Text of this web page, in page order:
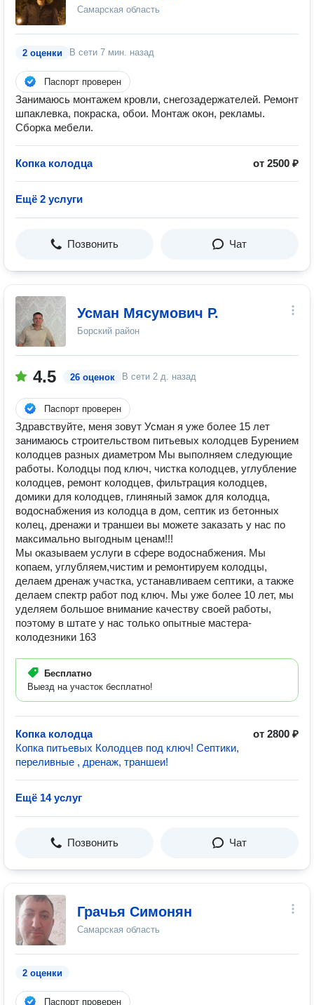
Самарская область
2 оценки В сети 7 мин. назад
Паспорт проверен
Занимаюсь монтажем кровли, снегозадержателей. Ремонт
шпаклевка, покраска, обои. Монтаж окон, рекламы.
Сборка мебели.
Копка колодца от 2500 ₽
Ещё 2 услуги
Позвонить Чат
Усман Мясумович Р.
Борский район
4.5 26 оценок В сети 2 д. назад
Паспорт проверен
Здравствуйте, меня зовут Усман я уже более 15 лет
занимаюсь строительством питьевых колодцев Бурением
колодцев разных диаметром Мы выполняем следующие
работы. Колодцы под ключ, чистка колодцев, углубление
колодцев, ремонт колодцев, фильтрация колодцев,
домики для колодцев, глиняный замок для колодца,
водоснабжения из колодца в дом, септик из бетонных
колец, дренажи и траншеи вы можете заказать у нас по
максимально выгодным ценам!!!
Мы оказываем услуги в сфере водоснабжения. Мы
копаем, углубляем,чистим и ремонтируем колодцы,
делаем дренаж участка, устанавливаем септики, а также
делаем спектр работ под ключ. Мы уже более 10 лет, мы
уделяем большое внимание качеству своей работы,
поэтому в штате у нас только опытные мастера-
колодезники 163
Бесплатно
Выезд на участок бесплатно!
Копка колодца
от 2800 ₽
Копка питьевых Колодцев под ключ! Септики,
переливные , дренаж, траншеи!
Ещё 14 услуг
Позвонить Чат
Грачья Симонян
Самарская область
2 оценки
Паспорт проверен